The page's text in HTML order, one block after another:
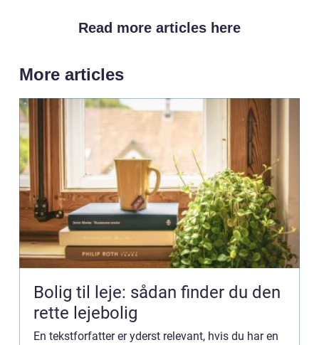
Read more articles here
More articles
Bolig til leje: sådan finder du den
rette lejebolig
En tekstforfatter er yderst relevant, hvis du har en